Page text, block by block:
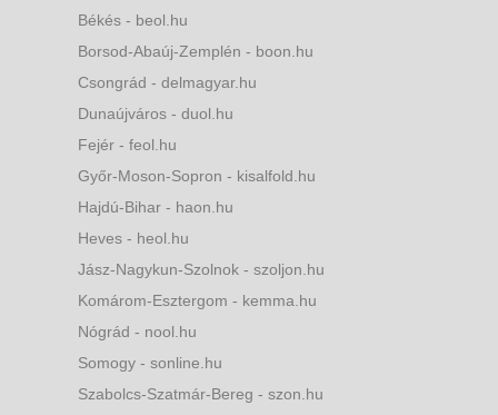
Békés - beol.hu
Borsod-Abaúj-Zemplén - boon.hu
Csongrád - delmagyar.hu
Dunaújváros - duol.hu
Fejér - feol.hu
Győr-Moson-Sopron - kisalfold.hu
Hajdú-Bihar - haon.hu
Heves - heol.hu
Jász-Nagykun-Szolnok - szoljon.hu
Komárom-Esztergom - kemma.hu
Nógrád - nool.hu
Somogy - sonline.hu
Szabolcs-Szatmár-Bereg - szon.hu